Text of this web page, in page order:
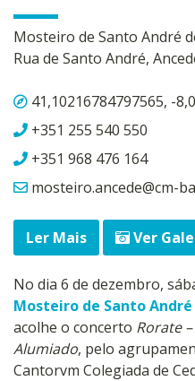
Mosteiro de Santo André
Rua de Santo André,
41,10216784797565, -
+351 255 540 550
+351 968 476 164
mosteiro.ancede@cm-
Ler Mais Ver
No dia 6 de dezembro,
Mosteiro de Santo André
acolhe o concerto Rorate
Alumiado, pelo
Cantorvm Colegiada de